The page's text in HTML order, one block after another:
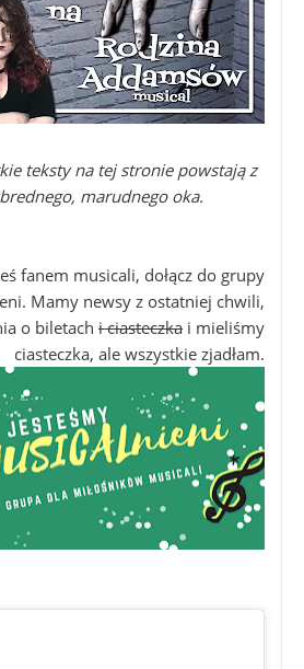
teksty na tej stronie powstają z
marudnego oka.
fanem musicali, dołącz do grupy
Mamy newsy z ostatniej chwili,
o biletach i ciasteczka i mieliśmy
ciasteczka, ale wszystkie zjadłam.